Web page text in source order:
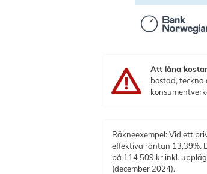
Att låna
bostad, teckna
Räkneexempel: Vid ett
effektiva räntan 13,39%.
på 114 509 kr inkl.
(december 2024).